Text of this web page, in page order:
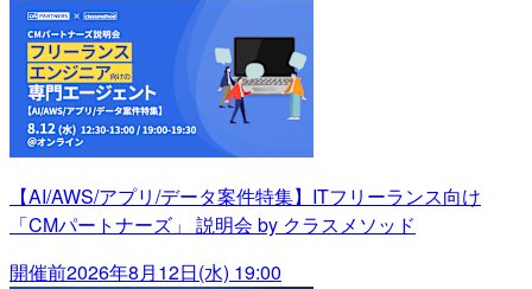
【AI/AWS/アプリ/データ案件特集】ITフリーランス向け
「CMパートナーズ」 説明会 by クラスメソッド
開催前2026年8月12日(水) 19:00